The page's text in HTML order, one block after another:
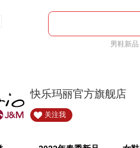
男鞋新品
快乐玛丽官方旗舰店
关注我